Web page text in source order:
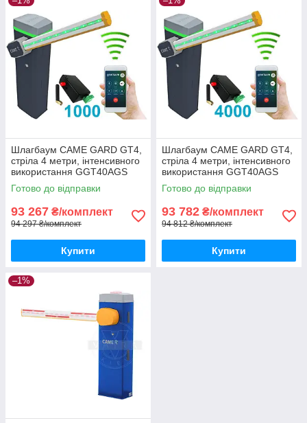
Шлагбаум CAME GARD GT4,
стріла 4 метри, інтенсивного
використання GGT40AGS
Готово до відправки
93 267 ₴/комплект
94 297 ₴/комплект
Купити
Шлагбаум CAME GARD GT4,
стріла 4 метри, інтенсивного
використання GGT40AGS
Готово до відправки
93 782 ₴/комплект
94 812 ₴/комплект
Купити
–1%